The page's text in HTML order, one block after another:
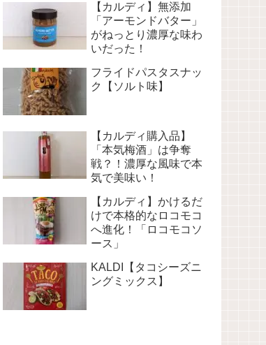
【カルディ】無添加
「アーモンドバター」
がねっとり濃厚な味わ
いだった！
フライドパスタスナッ
ク【ソルト味】
【カルディ購入品】
「本気梅酒」は争奪
戦？！濃厚な風味で本
気で美味い！
【カルディ】かけるだ
けで本格的なロコモコ
へ進化！「ロコモコソ
ース」
KALDI【タコシーズニ
ングミックス】